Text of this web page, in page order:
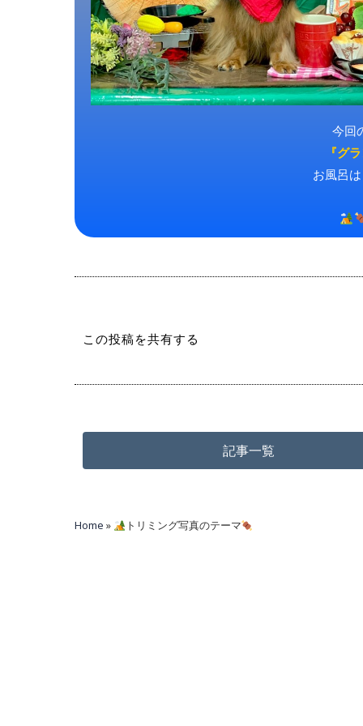
今回
『グ
お風呂は
この投稿を共有する
記事一覧
Home » トリミング写真のテーマ